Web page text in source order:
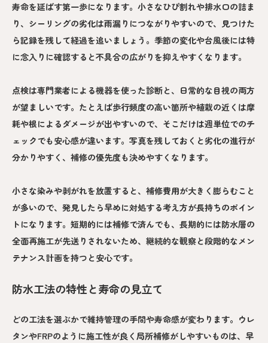
寿命を延ばす第一歩になります。小さなひび割れや排水口の詰ま
り、シーリングの劣化は雨漏りにつながりやすいので、見つけた
ら記録を残して経過を追いましょう。季節の変化や台風後には特
に念入りに確認すると不具合の広がりを抑えやすくなります。
点検は専門業者による機器を使った診断と、日常的な目視の両方
が望ましいです。たとえば歩行頻度の高い箇所や植栽の近くは摩
耗や根によるダメージが出やすいので、そこだけは週単位でのチ
ェックでも安心感が違います。写真を残しておくと劣化の進行が
分かりやすく、補修の優先度も決めやすくなります。
小さな染みや剥がれを放置すると、補修費用が大きく膨らむこと
が多いので、発見したら早めに対処する考え方が長持ちのポイン
トになります。短期的には補修で済んでも、長期的には防水層の
全面再施工が先送りされないため、継続的な観察と段階的なメン
テナンス計画を持つと安心です。
防水工法の特性と寿命の見立て
どの工法を選ぶかで維持管理の手間や寿命感が変わります。ウレ
タンやFRPのように施工性が良く局所補修がしやすいものは、早